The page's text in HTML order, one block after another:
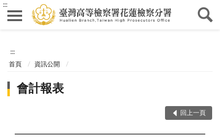
:::
:::
首頁 資訊公開
會計報表
回上一頁